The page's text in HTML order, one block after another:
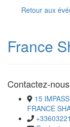
Retour aux
France
Contactez-nous
15
FRANCE